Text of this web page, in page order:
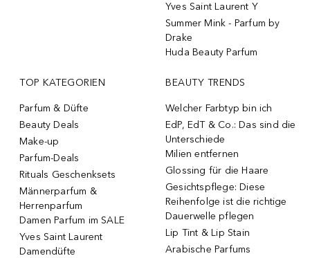
Yves Saint Laurent Y
Summer Mink - Parfum by
Drake
Huda Beauty Parfum
TOP KATEGORIEN
Parfum & Düfte
Beauty Deals
Make-up
Parfum-Deals
Rituals Geschenksets
Männerparfum &
Herrenparfum
Damen Parfum im SALE
Yves Saint Laurent
Damendüfte
BEAUTY TRENDS
Welcher Farbtyp bin ich
EdP, EdT & Co.: Das sind die
Unterschiede
Milien entfernen
Glossing für die Haare
Gesichtspflege: Diese
Reihenfolge ist die richtige
Dauerwelle pflegen
Lip Tint & Lip Stain
Arabische Parfums